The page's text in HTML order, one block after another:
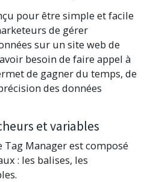
pour être simple et facile
de gérer
sur un site web de
besoin de faire appel à
de gagner du temps, de
des données
et variables
Tag Manager est composé
: les balises, les